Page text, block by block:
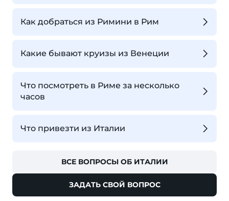
Как добраться из Римини в Рим
Какие бывают круизы из Венеции
Что посмотреть в Риме за несколько
часов
Что привезти из Италии
ВСЕ ВОПРОСЫ ОБ ИТАЛИИ
ЗАДАТЬ СВОЙ ВОПРОС